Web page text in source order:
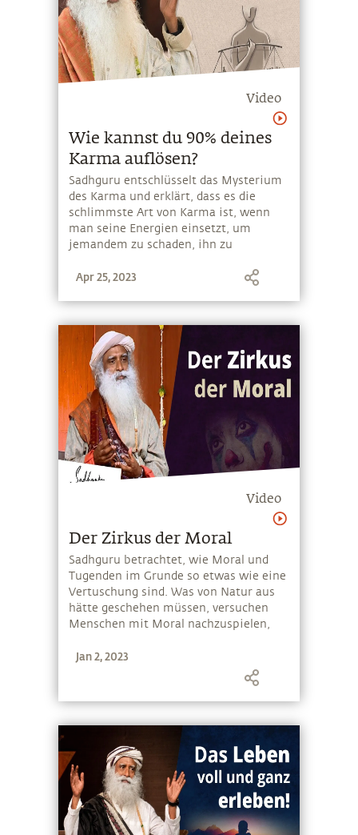
Video
Wie kannst du 90% deines
Karma auflösen?
Sadhguru entschlüsselt das Mysterium
des Karma und erklärt, dass es die
schlimmste Art von Karma ist, wenn
man seine Energien einsetzt, um
jemandem zu schaden, ihn zu
Leben einzugreifen. Er gibt uns auch
Apr 25, 2023
Video
Der Zirkus der Moral
Sadhguru betrachtet, wie Moral und
Tugenden im Grunde so etwas wie eine
Vertuschung sind. Was von Natur aus
hätte geschehen müssen, versuchen
Menschen mit Moral nachzuspielen,
solche Konzepte nicht tragfähig sind,
und erklärt, dass, wenn wir als das
Leben selbst pulsieren, Moral oder
Lehren unnötig wären.
Jan 2, 2023